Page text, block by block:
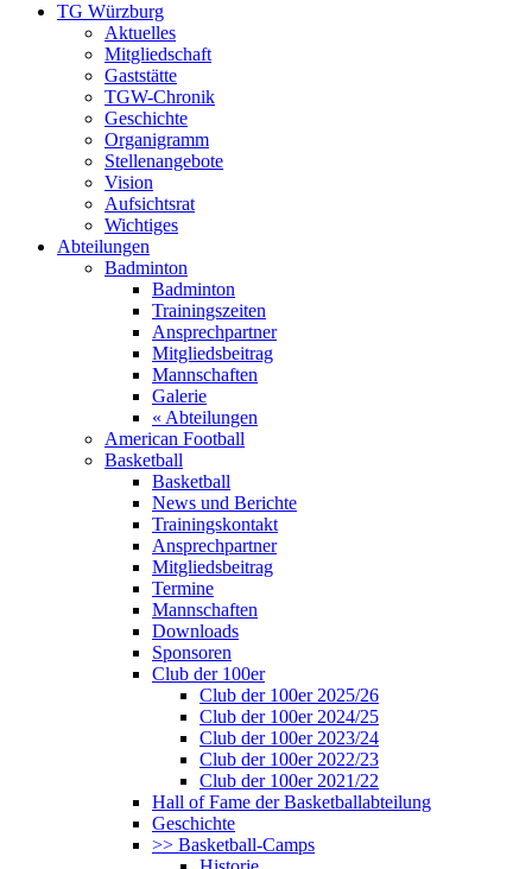
TG Würzburg
Aktuelles
Mitgliedschaft
Gaststätte
TGW-Chronik
Geschichte
Organigramm
Stellenangebote
Vision
Aufsichtsrat
Wichtiges
Abteilungen
Badminton
Badminton
Trainingszeiten
Ansprechpartner
Mitgliedsbeitrag
Mannschaften
Galerie
« Abteilungen
American Football
Basketball
Basketball
News und Berichte
Trainingskontakt
Ansprechpartner
Mitgliedsbeitrag
Termine
Mannschaften
Downloads
Sponsoren
Club der 100er
Club der 100er 2025/26
Club der 100er 2024/25
Club der 100er 2023/24
Club der 100er 2022/23
Club der 100er 2021/22
Hall of Fame der Basketballabteilung
Geschichte
>> Basketball-Camps